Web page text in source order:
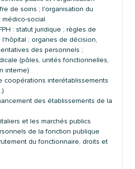
de soins ; l'organisation du
social
: statut juridique ; règles de
; organes de décision,
des personnels ;
(pôles, unités fonctionnelles,
interne)
coopérations interétablissements
des établissements de la
et les marchés publics
de la fonction publique
du fonctionnaire, droits et